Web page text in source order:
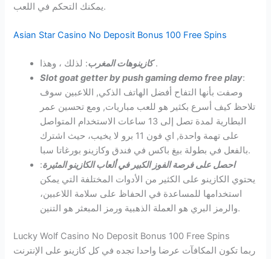
يمكنك التحكم في اللعب.
Asian Star Casino No Deposit Bonus 100 Free Spins
كازينوهات المغرب: لذلك ، وهذا .
Slot goat getter by push gaming demo free play:
وصفت بأنها التفاح أفضل الهاتف الذكي, اللاعبين سوف
تلاحظ كيف أسرع بكثير هو للعب مباريات, ومع تحسين عمر
البطارية لمدة تصل إلى 13 ساعات الاستخدام المتواصل
على تهمة واحدة, اي فون 11 برو لا يخيب، حيث اشترك
بالفعل في بطولة بيغ باكس في فندق وكازينو بورغاتا سبا.
احصل على فرصة الفوز الكبير في ألعاب الكازينو المثيرة:
يحتوي الكازينو على الكثير من الأدوات المختلفة التي يمكن
استخدامها للمساعدة في الحفاظ على سلامة اللاعبين،
والرمز البري هو العملة الذهبية ورمز المبعثر هو التنين.
Lucky Wolf Casino No Deposit Bonus 100 Free Spins
ربما تكون المكافآت عرضا واحدا تجده في كل كازينو على الإنترنت